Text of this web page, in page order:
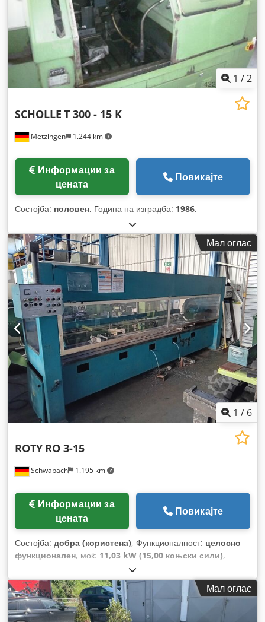
1 /2
Metzingen 1.244 km
SCHOLLE T 300 - 15 K
цената
Повикајте
Состојба: половен, Година на изградба: 1986,
Мал оглас
1 / 6
Schwabach 1.195 km
ROTY RO 3-15
цената
Повикајте
Состојба: добра (користена), Функционалност: целосно
функционален, моќ: 11,03 kW (15,00 коњски сили),
Мал оглас